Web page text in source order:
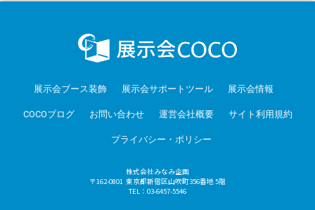
展示会ブース装飾 展示会サポートツール 展示会情報
COCOブログ お問い合わせ 運営会社概要 サイト利用規約
プライバシー・ポリシー
株式会社みなみ企画
〒162-0801 東京都新宿区山吹町356番地 5階
TEL：03-6457-5546